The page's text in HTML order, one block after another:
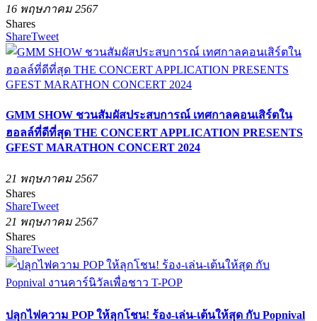
16 พฤษภาคม 2567
Shares
ShareTweet
GMM SHOW ชวนสัมผัสประสบการณ์ เทศกาลคอนเสิร์ตใน
ฮอลล์ที่ดีที่สุด THE CONCERT APPLICATION PRESENTS
GFEST MARATHON CONCERT 2024
21 พฤษภาคม 2567
Shares
ShareTweet
21 พฤษภาคม 2567
Shares
ShareTweet
ปลุกไฟความ POP ให้ลุกโชน! ร้อง-เล่น-เต้นให้สุด กับ Popnival